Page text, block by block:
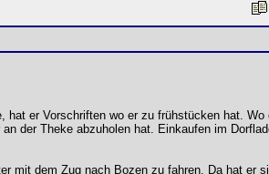
er Vorschriften wo er zu frühstücken hat.
der Theke abzuholen hat. Einkaufen im
mit dem Zug nach Bozen zu fahren. Da hat er